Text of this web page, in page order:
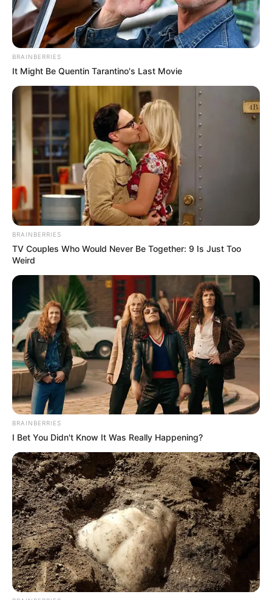
BRAINBERRIES
It Might Be Quentin Tarantino's Last Movie
BRAINBERRIES
TV Couples Who Would Never Be Together: 9 Is Just Too
Weird
BRAINBERRIES
I Bet You Didn't Know It Was Really Happening?